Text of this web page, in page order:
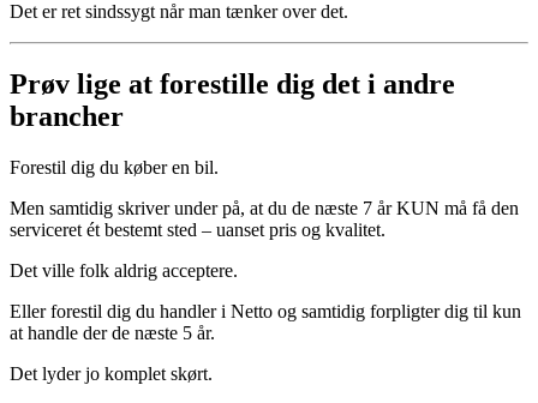
Det er ret sindssygt når man tænker over det.
Prøv lige at forestille dig det i andre
brancher
Forestil dig du køber en bil.
Men samtidig skriver under på, at du de næste 7 år KUN må få den
serviceret ét bestemt sted – uanset pris og kvalitet.
Det ville folk aldrig acceptere.
Eller forestil dig du handler i Netto og samtidig forpligter dig til kun
at handle der de næste 5 år.
Det lyder jo komplet skørt.